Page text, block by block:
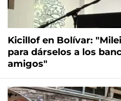
Kicillof en Bolívar:
para dárselos a los
amigos"